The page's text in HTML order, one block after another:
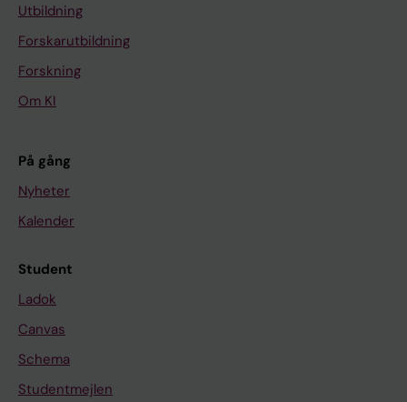
Utbildning
Forskarutbildning
Forskning
Om KI
På gång
Nyheter
Kalender
Student
Ladok
Canvas
Schema
Studentmejlen